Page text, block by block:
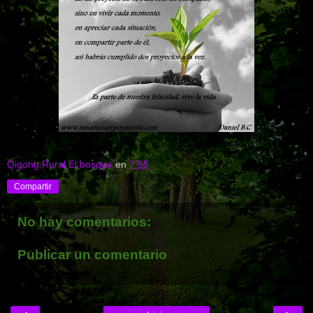
Qigong Rural El bosque en7:55
Compartir
No hay comentarios:
Publicar un comentario